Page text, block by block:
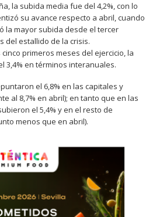
la subida media fue del 4,2%, con lo
su avance respecto a abril, cuando
la mayor subida desde el tercer
del estallido de la crisis.
primeros meses del ejercicio, la
3,4% en términos interanuales.
el 6,8% en las capitales y
al 8,7% en abril); en tanto que en las
el 5,4% y en el resto de
menos que en abril).